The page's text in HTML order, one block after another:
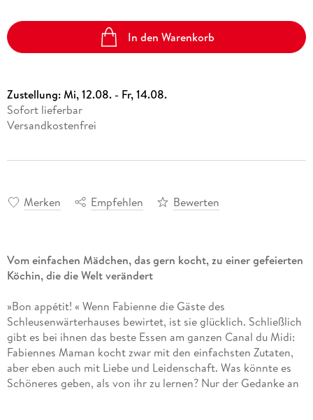
In den Warenkorb
Zustellung:Mi, 12.08. - Fr, 14.08.
Sofort lieferbar
Versandkostenfrei
Merken Empfehlen Bewerten
Vom einfachen Mädchen, das gern kocht, zu einer gefeierten
Köchin, die die Welt verändert
»Bon appétit! « Wenn Fabienne die Gäste des
Schleusenwärterhauses bewirtet, ist sie glücklich. Schließlich
gibt es bei ihnen das beste Essen am ganzen Canal du Midi:
Fabiennes Maman kocht zwar mit den einfachsten Zutaten,
aber eben auch mit Liebe und Leidenschaft. Was könnte es
Schöneres geben, als von ihr zu lernen? Nur der Gedanke an